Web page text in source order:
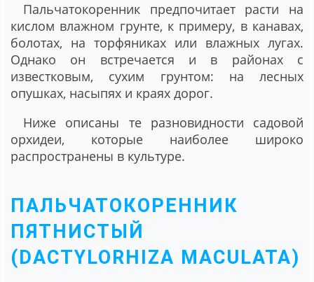
Пальчатокоренник предпочитает расти на
кислом влажном грунте, к примеру, в канавах,
болотах, на торфяниках или влажных лугах.
Однако он встречается и в районах с
известковым, сухим грунтом: на лесных
опушках, насыпях и краях дорог.
Ниже описаны те разновидности садовой
орхидеи, которые наиболее широко
распространены в культуре.
ПАЛЬЧАТОКОРЕННИК
ПЯТНИСТЫЙ
(DACTYLORHIZA MACULATA)